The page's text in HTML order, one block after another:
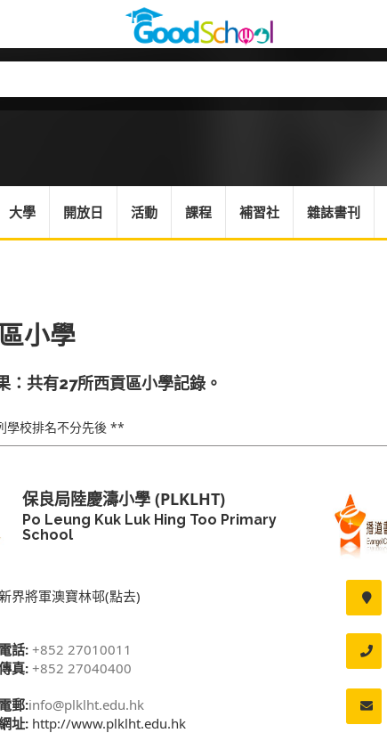
大學 開放日 活動 課程 補習社 雜誌書刊
小學
：共有27所西貢區小學記錄。
學校排名不分先後 **
保良局陸慶濤小學 (PLKLHT)
Po Leung Kuk Luk Hing Too Primary
School
界將軍澳寶林邨(點去)
話: +852 27010011
真: +852 27040400
郵:info@plklht.edu.hk
址: http://www.plklht.edu.hk